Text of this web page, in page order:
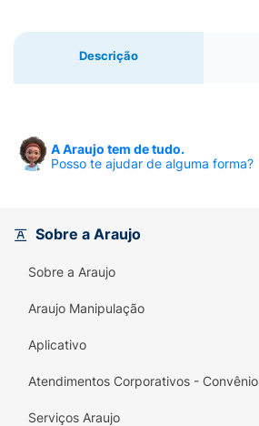
Descrição
A Araujo tem de tudo.
Posso te ajudar de alguma forma?
Sobre a Araujo
Sobre a Araujo
Araujo Manipulação
Aplicativo
Atendimentos Corporativos - Convênio
Serviços Araujo